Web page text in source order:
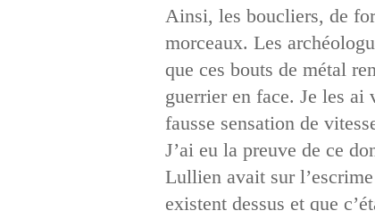
Ainsi, les boucliers, de
morceaux. Les
que ces bouts de métal
guerrier en face. Je les
fausse sensation de
J’ai eu la preuve de ce
Lullien avait sur
existent dessus et que